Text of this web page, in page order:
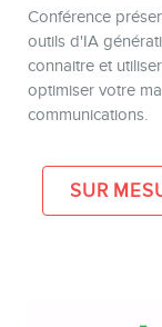
Conférence
outils d'IA
connaitre et
optimiser votre
communications.
SUR